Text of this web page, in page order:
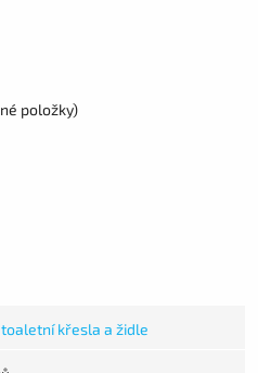
položky)
křesla a židle